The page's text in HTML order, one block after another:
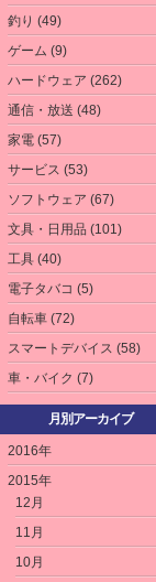
釣り (49)
ゲーム (9)
ハードウェア (262)
通信・放送 (48)
家電 (57)
サービス (53)
ソフトウェア (67)
文具・日用品 (101)
工具 (40)
電子タバコ (5)
自転車 (72)
スマートデバイス (58)
車・バイク (7)
月別アーカイブ
2016年
2015年
12月
11月
10月